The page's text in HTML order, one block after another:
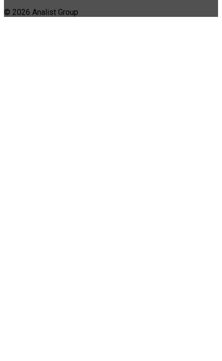
© 2026 Analist Group